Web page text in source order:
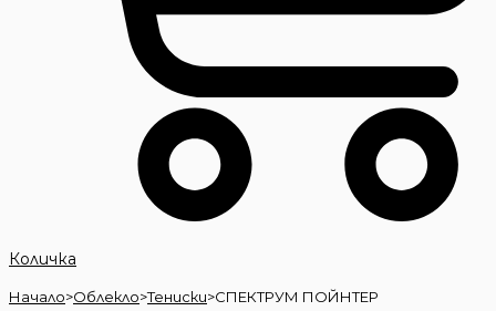
Количка
Начало>Облекло>Тениски>СПЕКТРУМ ПОЙНТЕР